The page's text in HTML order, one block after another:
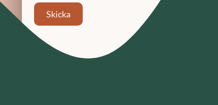
Skicka